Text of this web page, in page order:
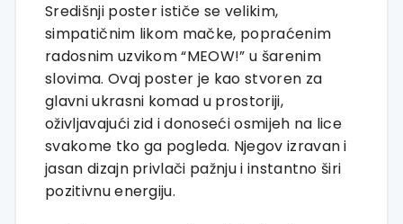
Središnji poster ističe se velikim,
simpatičnim likom mačke, popraćenim
radosnim uzvikom “MEOW!” u šarenim
slovima. Ovaj poster je kao stvoren za
glavni ukrasni komad u prostoriji,
oživljavajući zid i donoseći osmijeh na lice
svakome tko ga pogleda. Njegov izravan i
jasan dizajn privlači pažnju i instantno širi
pozitivnu energiju.